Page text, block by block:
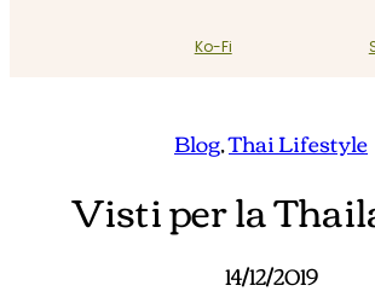
Ko-Fi
Blog, Thai Lifestyle
Visti per la
14/12/2019